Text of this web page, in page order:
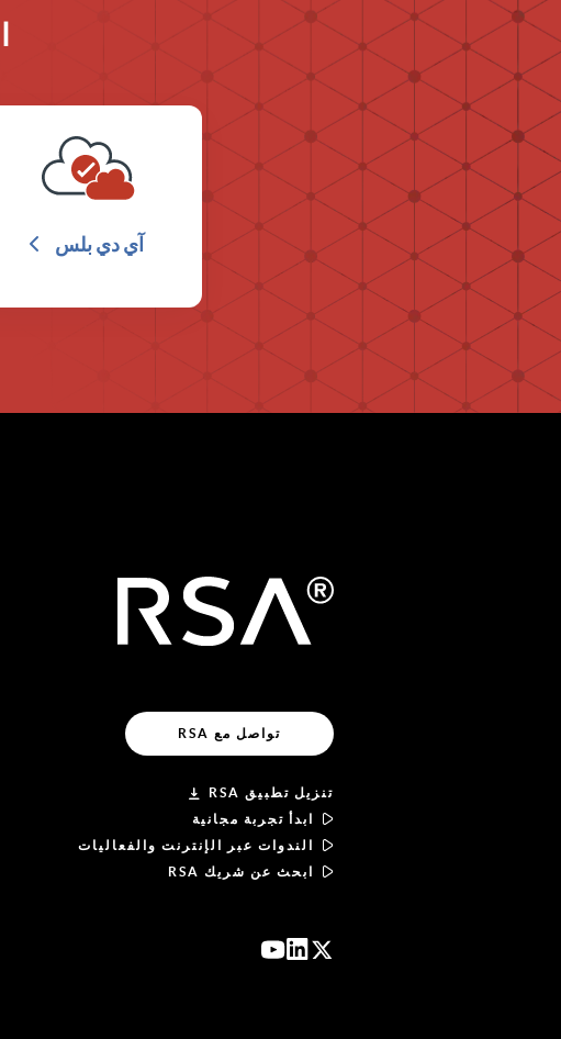
آي دي بلس
تواصل مع RSA
تنزيل تطبيق RSA
ابدأ تجربة مجانية
الندوات عبر الإنترنت والفعاليات
ابحث عن شريك RSA